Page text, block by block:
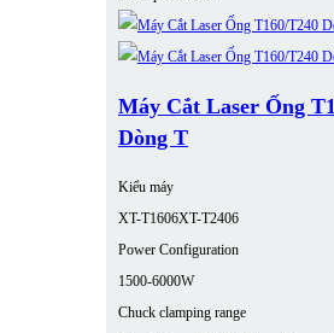
Máy Cắt Laser Ống
Dòng T
Kiểu máy
XT-T1606XT-T2406
Power Configuration
1500-6000W
Chuck clamping range